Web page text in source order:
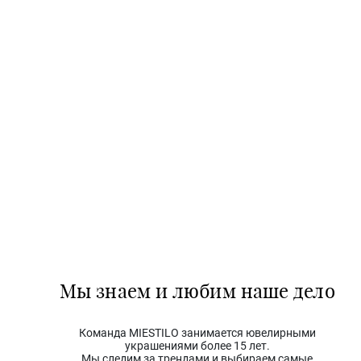
Мы знаем и любим наше дело
Команда MIESTILO занимается ювелирными
украшениями более 15 лет.